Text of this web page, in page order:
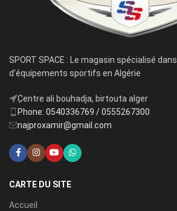
SPORT SPACE : Le magasin spécialisé
d'équipements sportifs en Algérie
ِCentre ali bouhadja, birtouta alger
Phone: 0540336769 / 0555267300
najproxamir@gmail.com
CARTE DU SITE
Accueil